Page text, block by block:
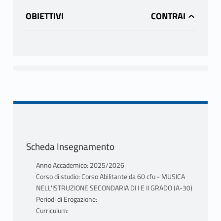
OBIETTIVI
Scheda Insegnamento
Anno Accademico: 2025/2026
Corso di studio: Corso Abilitante da 60 cfu - MUSICA
NELL'ISTRUZIONE SECONDARIA DI I E II GRADO (A-30)
Periodi di Erogazione:
Curriculum: